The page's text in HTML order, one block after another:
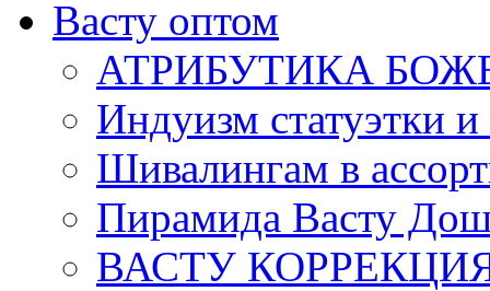
Васту оптом
АТРИБУТИКА
Индуизм статуэтки
Шивалингам в
Пирамида Васту
ВАСТУ